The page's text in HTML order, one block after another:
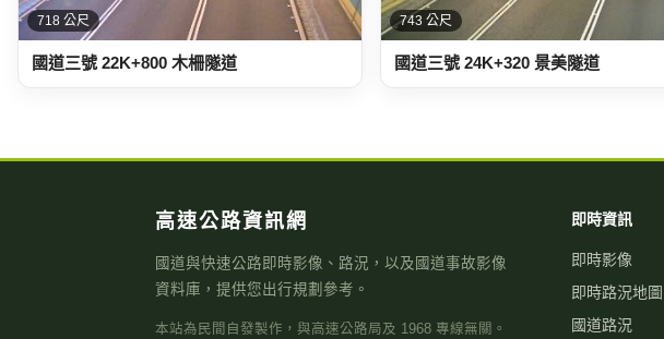
718 公尺
國道三號 22K+800 木柵隧道
743 公尺
國道三號 24K+320 景美隧道
高速公路資訊網
國道與快速公路即時影像、路況，以及國道事故影像
資料庫，提供您出行規劃參考。
本站為民間自發製作，與高速公路局及 1968 專線無關。
即時資訊
即時影像
即時路況地圖
國道路況